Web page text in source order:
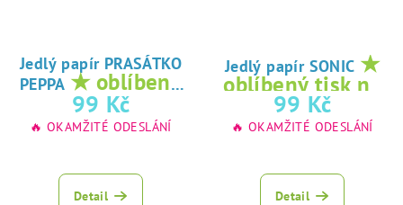
Jedlý papír PRASÁTKO
PEPPA ★ oblíbený
tisk na jedlý
papír
99 Kč
🔥 OKAMŽITÉ ODESLÁNÍ
Detail
Jedlý papír SONIC ★
oblíbený tisk na
jedlý papír
99 Kč
🔥 OKAMŽITÉ ODESLÁNÍ
Detail